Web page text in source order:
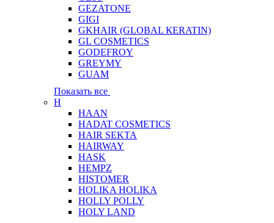
GEZATONE
GIGI
GKHAIR (GLOBAL КЕRATIN)
GL COSMETICS
GODEFROY
GREYMY
GUAM
Показать все
H
HAAN
HADAT COSMETICS
HAIR SEKTA
HAIRWAY
HASK
HEMPZ
HISTOMER
HOLIKA HOLIKA
HOLLY POLLY
HOLY LAND